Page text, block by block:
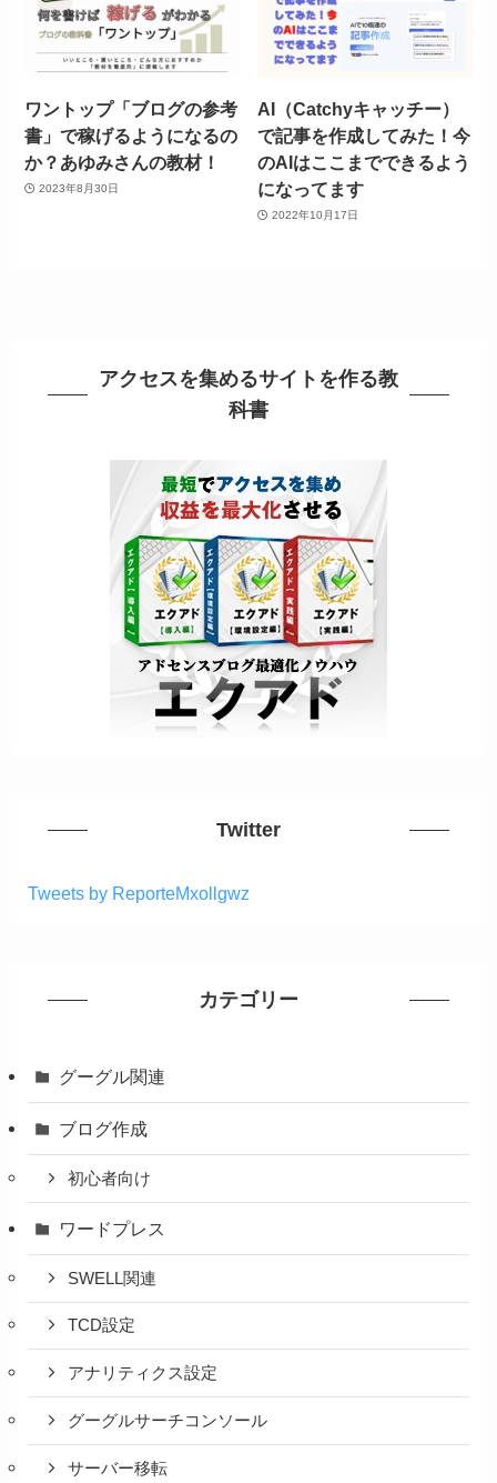
ワントップ「ブログの参考
書」で稼げるようになるの
か？あゆみさんの教材！
2023年8月30日
AI（Catchyキャッチー）
で記事を作成してみた！今
のAIはここまでできるよう
になってます
2022年10月17日
アクセスを集めるサイトを作る教
科書
Twitter
Tweets by ReporteMxollgwz
カテゴリー
グーグル関連
ブログ作成
初心者向け
ワードプレス
SWELL関連
TCD設定
アナリティクス設定
グーグルサーチコンソール
サーバー移転